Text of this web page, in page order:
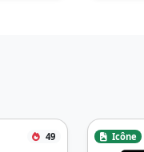
49 Icône